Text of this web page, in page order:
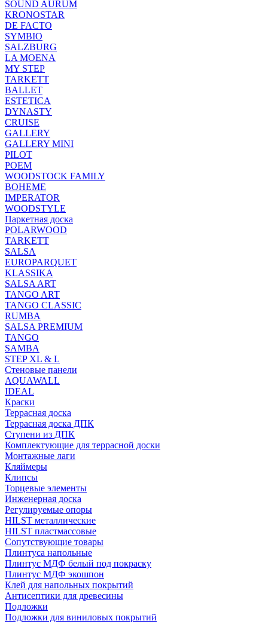
SOUND AURUM
KRONOSTAR
DE FACTO
SYMBIO
SALZBURG
LA MOENA
MY STEP
TARKETT
BALLET
ESTETICA
DYNASTY
CRUISE
GALLERY
GALLERY MINI
PILOT
POEM
WOODSTOCK FAMILY
BOHEME
IMPERATOR
WOODSTYLE
Паркетная доска
POLARWOOD
TARKETT
SALSA
EUROPARQUET
KLASSIKA
SALSA ART
TANGO ART
TANGO CLASSIC
RUMBA
SALSA PREMIUM
TANGO
SAMBA
STEP XL & L
Стеновые панели
AQUAWALL
IDEAL
Краски
Террасная доска
Террасная доска ДПК
Ступени из ДПК
Комплектующие для террасной доски
Монтажные лаги
Кляймеры
Клипсы
Торцевые элементы
Инженерная доска
Регулируемые опоры
HILST металлические
HILST пластмассовые
Сопутствующие товары
Плинтуса напольные
Плинтус МДФ белый под покраску
Плинтус МДФ экошпон
Клей для напольных покрытий
Антисептики для древесины
Подложки
Подложки для виниловых покрытий